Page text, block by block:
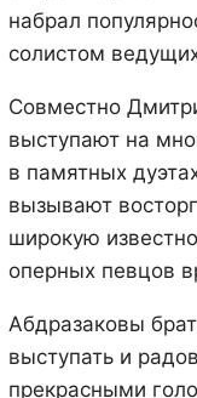
набрал
солистом
Совместно
выступают на
в памятных
вызывают
широкую
оперных певцов
Абдразаковы
выступать и
прекрасными